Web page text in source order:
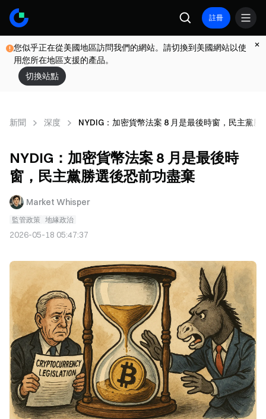
註冊
您似乎正在從美國地區訪問我們的網站。請切換到美國網站以使
用您所在地區支援的產品。
切換站點
新聞 深度 NYDIG：加密貨幣法案 8 月是最後時窗，民主黨勝
NYDIG：加密貨幣法案 8 月是最後時
窗，民主黨勝選後恐前功盡棄
Market Whisper
監管政策 地緣政治
2026-05-18 05:47:37